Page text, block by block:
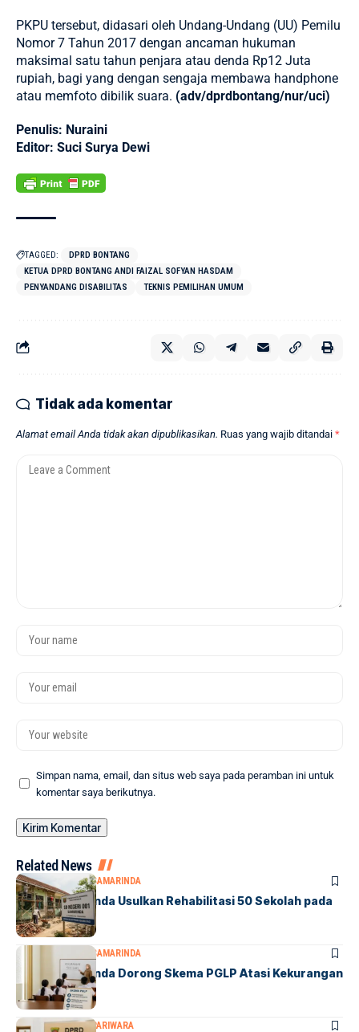
PKPU tersebut, didasari oleh Undang-Undang (UU) Pemilu
Nomor 7 Tahun 2017 dengan ancaman hukuman
maksimal satu tahun penjara atau denda Rp12 Juta
rupiah, bagi yang dengan sengaja membawa handphone
atau memfoto dibilik suara. (adv/dprdbontang/nur/uci)
Penulis: Nuraini
Editor: Suci Surya Dewi
TAGGED:
DPRD BONTANG
KETUA DPRD BONTANG ANDI FAIZAL SOFYAN HASDAM
PENYANDANG DISABILITAS
TEKNIS PEMILIHAN UMUM
Tidak ada komentar
Alamat email Anda tidak akan dipublikasikan. Ruas yang wajib ditandai *
Simpan nama, email, dan situs web saya pada peramban ini untuk
komentar saya berikutnya.
Related News
DPRD SAMARINDASAMARINDA
DPRD Samarinda Usulkan Rehabilitasi 50 Sekolah pada
2027
DPRD SAMARINDA SAMARINDA
DPRD Samarinda Dorong Skema PGLP Atasi Kekurangan
500 Guru
DPRD SAMARINDA PARIWARA